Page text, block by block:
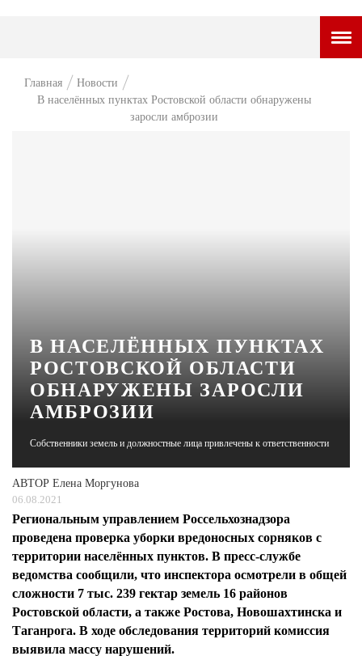
НОВОСТИ
АФИША
ЖУРНАЛ
Главная
Новости
В населённых пунктах Ростовской области обнаружены
заросли амброзии
В НАСЕЛЁННЫХ ПУНКТАХ
РОСТОВСКОЙ ОБЛАСТИ
ОБНАРУЖЕНЫ ЗАРОСЛИ
АМБРОЗИИ
Собственники земель и должностные лица привлечены к ответственности
АВТОР Елена Моргунова
06.08.2021
Региональным управлением Россельхознадзора
проведена проверка уборки вредоносных сорняков с
территории населённых пунктов. В пресс-службе
ведомства сообщили, что инспектора осмотрели в общей
сложности 7 тыс. 239 гектар земель 16 районов
Ростовской области, а также Ростова, Новошахтинска и
Таганрога. В ходе обследования территорий комиссия
выявила массу нарушений.